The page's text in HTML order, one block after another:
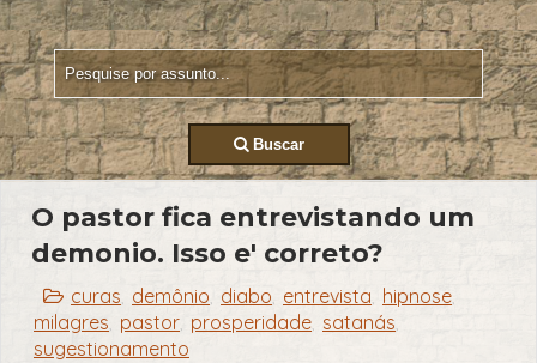
Buscar
O pastor fica entrevistando um
demonio. Isso e' correto?
curas, demônio, diabo, entrevista, hipnose,
milagres, pastor, prosperidade, satanás,
sugestionamento